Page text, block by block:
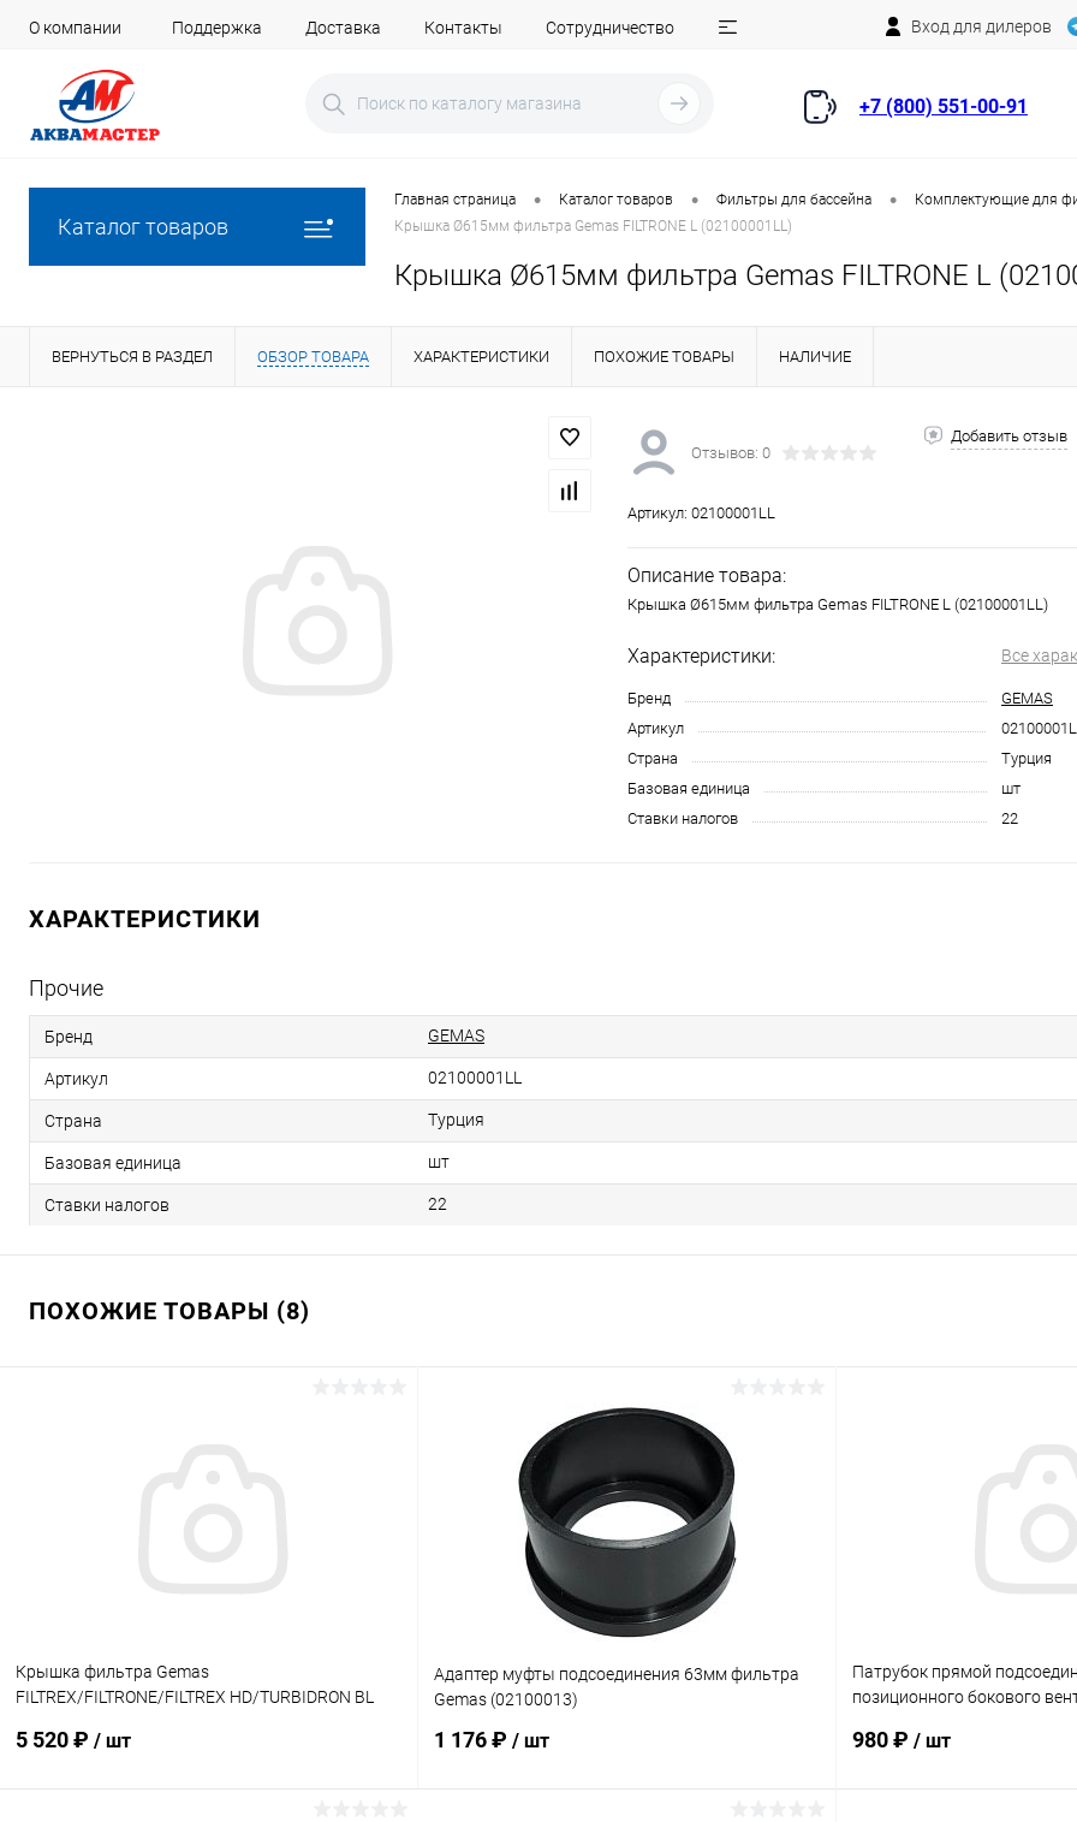
О компании Поддержка Доставка Контакты Сотрудничество Вход для дилеров
+7 (800) 551-00-91
Каталог товаров
Главная страница • Каталог товаров • Фильтры для бассейна • Комплектующие для
Крышка Ø615мм фильтра Gemas FILTRONE L (02100001LL)
Крышка Ø615мм фильтра Gemas FILTRONE L
ВЕРНУТЬСЯ В РАЗДЕЛ ОБЗОР ТОВАРА ХАРАКТЕРИСТИКИ ПОХОЖИЕ ТОВАРЫ НАЛИЧИЕ
Отзывов: 0
Добавить отзыв
Артикул: 02100001LL
Описание товара:
Крышка Ø615мм фильтра Gemas FILTRONE L (02100001LL)
Характеристики: Все
Бренд
GEMAS
Артикул
Страна
Турция
Базовая единица
шт
Ставки налогов
22
ХАРАКТЕРИСТИКИ
Прочие
Бренд GEMAS
Артикул 02100001LL
Страна Турция
Базовая единица шт
Ставки налогов 22
ПОХОЖИЕ ТОВАРЫ (8)
Крышка фильтра Gemas
FILTREX/FILTRONE/FILTREX HD/TURBIDRON BL
5 520 ₽ / шт
Адаптер муфты подсоединения 63мм фильтра
Gemas (02100013)
1 176 ₽ / шт
Патрубок прямой
позиционного бокового
980 ₽ / шт